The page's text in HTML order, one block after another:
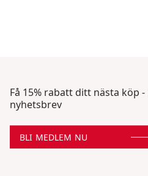
Få 15% rabatt ditt nästa köp
nyhetsbrev
BLI MEDLEM NU